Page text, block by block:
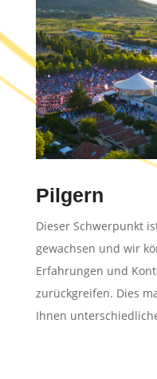
Pilgern
Dieser Schwerpunkt
gewachsen und wir
Erfahrungen und
zurückgreifen. Dies
Ihnen